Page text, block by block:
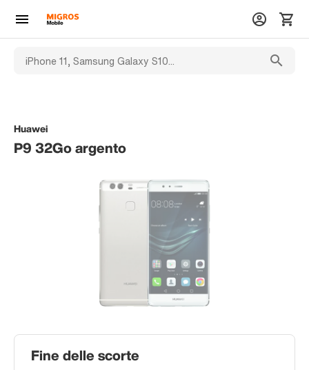
Huawei
P9 32Go argento
Fine delle scorte